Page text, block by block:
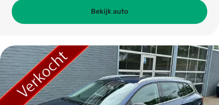
Bekijk auto